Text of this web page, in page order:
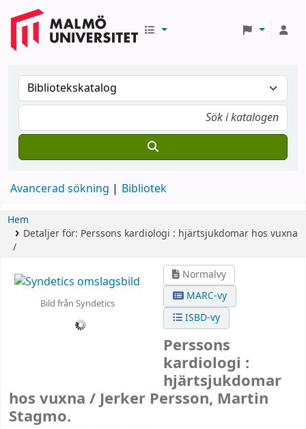
Avancerad sökning Bibliotek
Hem
Detaljer för: Perssons kardiologi : hjärtsjukdomar hos vuxna
/
Bild från Syndetics
Normalvy
MARC-vy
ISBD-vy
Perssons
kardiologi :
hjärtsjukdomar
hos vuxna / Jerker Persson, Martin
Stagmo.